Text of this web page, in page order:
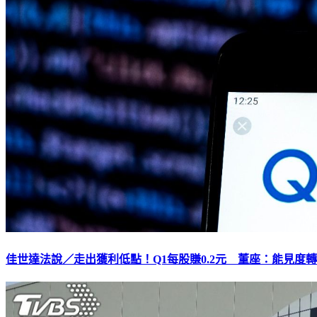
佳世達法說／走出獲利低點！Q1每股賺0.2元 董座：能見度